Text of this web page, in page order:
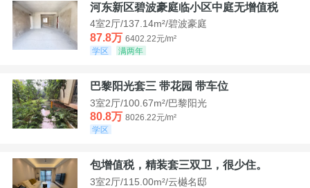
河东新区碧波豪庭临小区中庭无增值税
4室2厅/137.14m²/碧波豪庭
87.8万 6402.22元/m²
学区
满两年
巴黎阳光套三 带花园 带车位
3室2厅/100.67m²/巴黎阳光
80.8万 8026.22元/m²
学区
包增值税，精装套三双卫，很少住。
3室2厅/115.00m²/云樾名邸